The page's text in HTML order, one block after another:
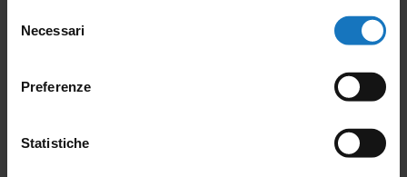
delNecessari
Preferenze
Statistiche
dei dati personali ai sensi del Regolamento UE n. 679/2016.